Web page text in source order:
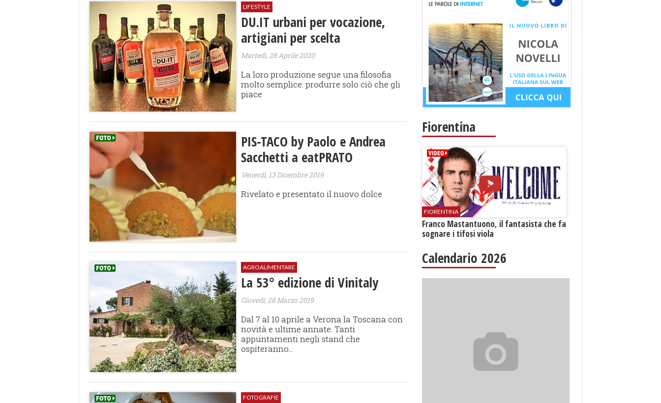
LIFESTYLE
DU.IT urbani per vocazione,
artigiani per scelta
Martedì, 28 Aprile 2020
La loro produzione segue una filosofia
molto semplice: produrre solo ciò che gli
piace
PIS-TACO by Paolo e Andrea
Sacchetti a eatPRATO
Venerdì, 13 Dicembre 2019
Rivelato e presentato il nuovo dolce
AGROALIMENTARE
​La 53° edizione di Vinitaly
Giovedì, 28 Marzo 2019
Dal 7 al 10 aprile a Verona la Toscana con
novità e ultime annate. Tanti
appuntamenti negli stand che
ospiteranno...
FOTOGRAFIE
Fiorentina
FIORENTINA
Franco Mastantuono, il fantasista che fa
sognare i tifosi viola
Calendario 2026